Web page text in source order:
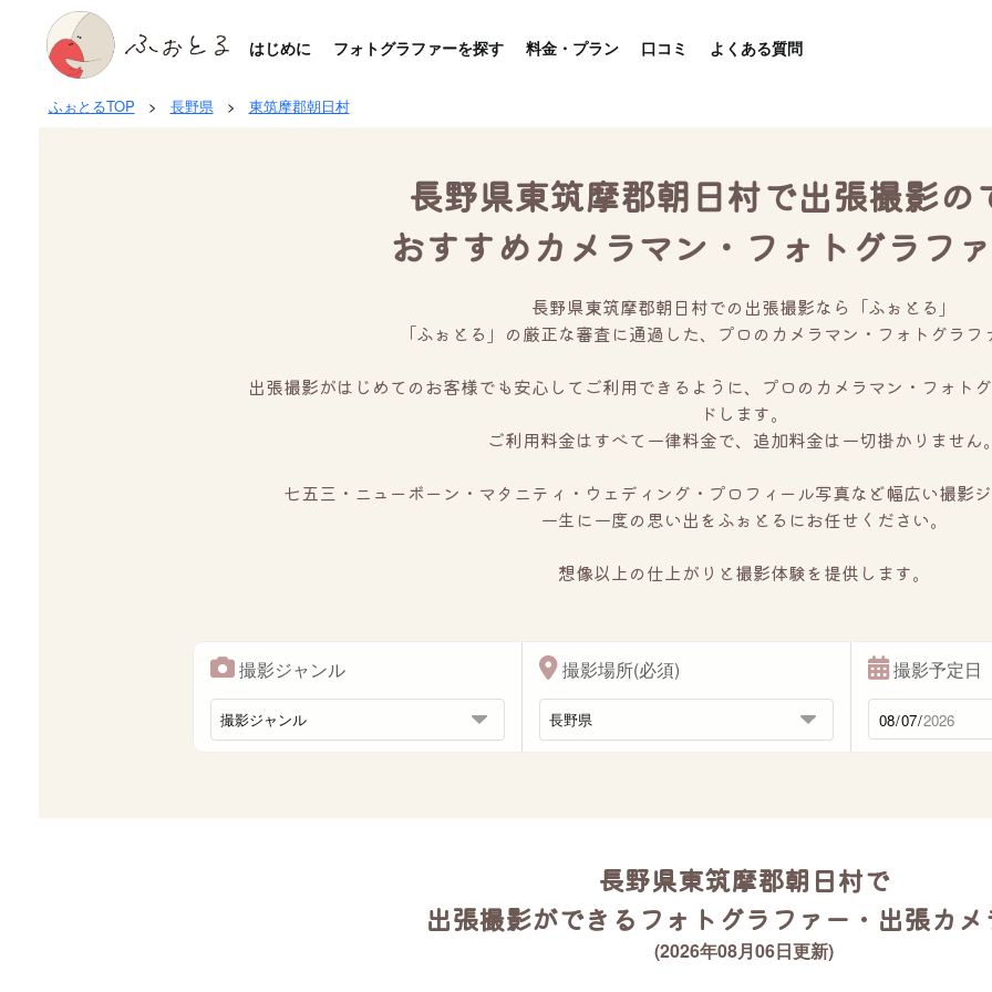
はじめに フォトグラファーを探す 料金・プラン 口コミ よくある質問
ふぉとるTOP > 長野県> 東筑摩郡朝日村
長野県東筑摩郡朝日村で出張撮影の
おすすめカメラマン・フォトグラフ
長野県東筑摩郡朝日村での出張撮影なら「ふぉとる」
「ふぉとる」の厳正な審査に通過した、プロのカメラマン・フォトグラフ
出張撮影がはじめてのお客様でも安心してご利用できるように、プロのカメラマン・フォト
ドします。
ご利用料金はすべて一律料金で、追加料金は一切掛かりません
七五三・ニューボーン・マタニティ・ウェディング・プロフィール写真など幅広い撮影
一生に一度の思い出をふぉとるにお任せください。
想像以上の仕上がりと撮影体験を提供します。
撮影ジャンル 撮影場所(必須) 撮影予定日
長野県東筑摩郡朝日村で
出張撮影ができるフォトグラファー・出張カ
(2026年08月06日更新)